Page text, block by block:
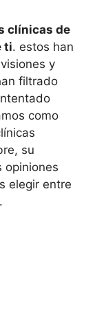
clínicas de
ti. estos han
y
filtrado
como
su
opiniones
elegir entre